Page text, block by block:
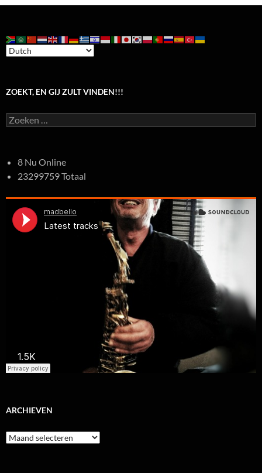
ZOEKT, EN GIJ ZULT VINDEN!!!
Zoeken
naar:
8 Nu Online
23299759 Totaal
ARCHIEVEN
Archieven